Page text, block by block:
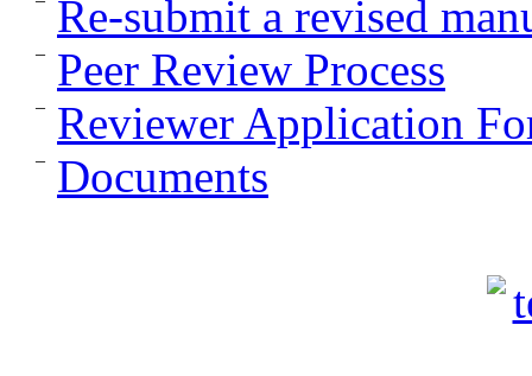
Re-submit a revised
Peer Review Process
Reviewer Application
Documents